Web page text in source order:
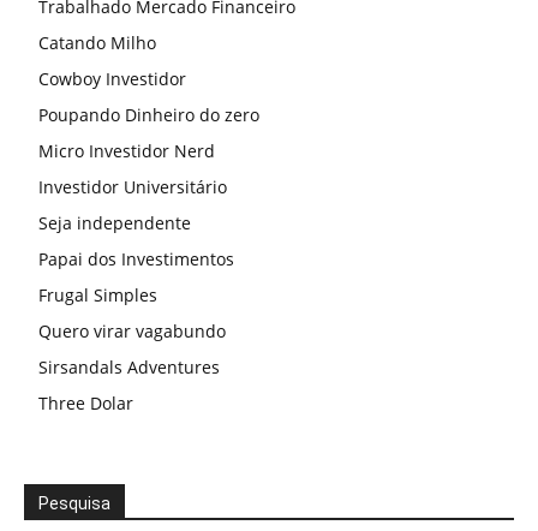
Trabalhado Mercado Financeiro
Catando Milho
Cowboy Investidor
Poupando Dinheiro do zero
Micro Investidor Nerd
Investidor Universitário
Seja independente
Papai dos Investimentos
Frugal Simples
Quero virar vagabundo
Sirsandals Adventures
Three Dolar
Pesquisa